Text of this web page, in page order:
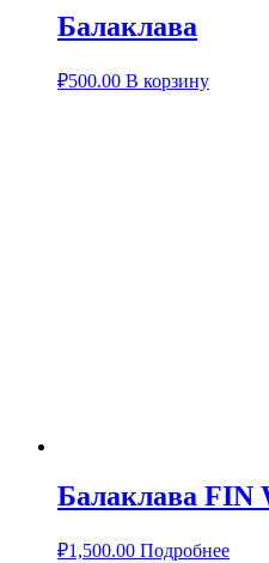
Балаклава
₽500.00 В корзину
Балаклава FIN
₽1,500.00 Подробнее